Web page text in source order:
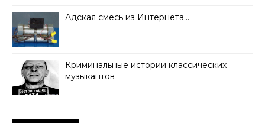
Адская смесь из Интернета…
Криминальные истории классических
музыкантов